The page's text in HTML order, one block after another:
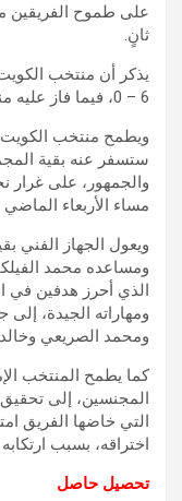
على طموح الفريقين
ثانٍ.
يذكر أن منتخب
6 – 0، فيما فاز عليه منتخب الإمارات 13 – 0.
ويطمح منتخب الكويت
ستسفر عنه بقية
والجمهور، على غرار
مساء الأربعاء
ويعول الجهاز الفني
ومساعده محمد
الذي أحرز هدفين في
ومهاراته الجيدة،
ومحمد الصريعي
كما يطمح المنتخب
المجنسين، إلى تحقيق
التي خاضها الفريق
اختراقه، بسبب
تحصيل حاصل